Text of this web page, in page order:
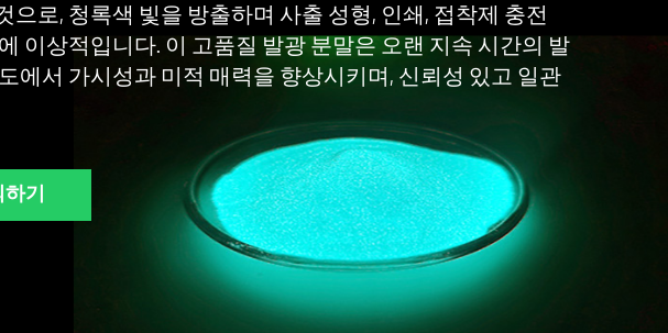
으로, 청록색 빛을 방출하며 사출 성형, 인쇄, 접착제 충전
이상적입니다. 이 고품질 발광 분말은 오랜 지속 시간의 발
에서 가시성과 미적 매력을 향상시키며, 신뢰성 있고 일관
기